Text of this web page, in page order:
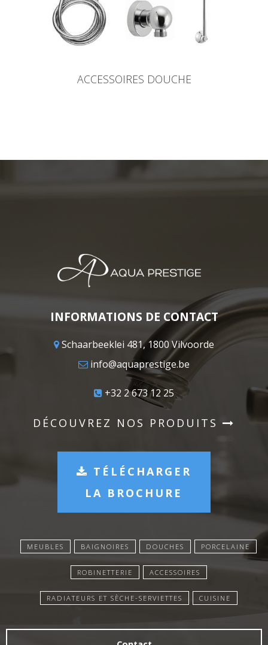
ACCESSOIRES DOUCHE
INFORMATIONS DE CONTACT
Schaarbeeklei 481, 1800 Vilvoorde
info@aquaprestige.be
+32 2 673 12 25
DÉCOUVREZ NOS PRODUITS
TÉLÉCHARGER
LA BROCHURE
MEUBLES BAIGNOIRES DOUCHES PORCELAINE
ROBINETTERIE ACCESSOIRES
RADIATEURS ET SÈCHE-SERVIETTES CUISINE